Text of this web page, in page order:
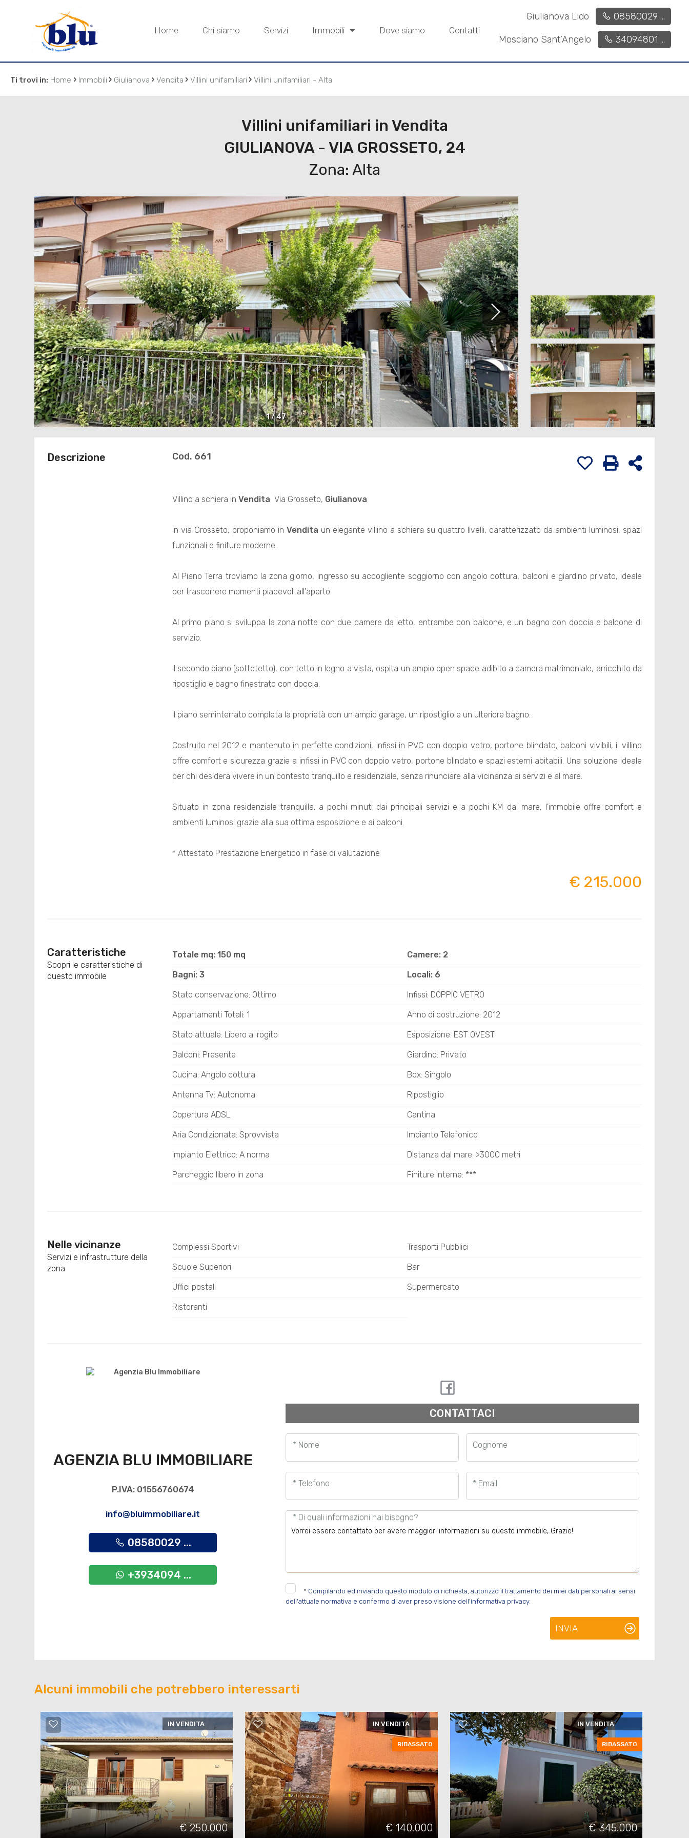
Home Chi siamo Servizi Immobili Dove siamo Contatti
Giulianova Lido 08580029 ...
Mosciano Sant’Angelo 34094801 ...
Ti trovi in: Home › Immobili › Giulianova › Vendita › Villini unifamiliari › Villini unifamiliari - Alta
Villini unifamiliari in Vendita
GIULIANOVA - VIA GROSSETO, 24
Zona: Alta
1/47
Descrizione Cod. 661
Villino a schiera in Vendita  Via Grosseto, Giulianova
in via Grosseto, proponiamo in Vendita un elegante villino a schiera su quattro livelli, caratterizzato da ambienti luminosi, spazi
funzionali e finiture moderne.
Al Piano Terra troviamo la zona giorno, ingresso su accogliente soggiorno con angolo cottura, balconi e giardino privato, ideale
per trascorrere momenti piacevoli all'aperto.
Al primo piano si sviluppa la zona notte con due camere da letto, entrambe con balcone, e un bagno con doccia e balcone di
servizio.
Il secondo piano (sottotetto), con tetto in legno a vista, ospita un ampio open space adibito a camera matrimoniale, arricchito da
ripostiglio e bagno finestrato con doccia.
Il piano seminterrato completa la proprietà con un ampio garage, un ripostiglio e un ulteriore bagno.
Costruito nel 2012 e mantenuto in perfette condizioni, infissi in PVC con doppio vetro, portone blindato, balconi vivibili, il villino
offre comfort e sicurezza grazie a infissi in PVC con doppio vetro, portone blindato e spazi esterni abitabili. Una soluzione ideale
per chi desidera vivere in un contesto tranquillo e residenziale, senza rinunciare alla vicinanza ai servizi e al mare.
Situato in zona residenziale tranquilla, a pochi minuti dai principali servizi e a pochi KM dal mare, l'immobile offre comfort e
ambienti luminosi grazie alla sua ottima esposizione e ai balconi.
* Attestato Prestazione Energetico in fase di valutazione
€ 215.000
Caratteristiche
Scopri le caratteristiche di
questo immobile
Totale mq: 150 mq Camere: 2
Bagni: 3 Locali: 6
Stato conservazione: Ottimo Infissi: DOPPIO VETRO
Appartamenti Totali: 1 Anno di costruzione: 2012
Stato attuale: Libero al rogito Esposizione: EST OVEST
Balconi: Presente Giardino: Privato
Cucina: Angolo cottura Box: Singolo
Antenna Tv: Autonoma Ripostiglio
Copertura ADSL Cantina
Aria Condizionata: Sprovvista Impianto Telefonico
Impianto Elettrico: A norma Distanza dal mare: >3000 metri
Parcheggio libero in zona Finiture interne: ***
Nelle vicinanze
Servizi e infrastrutture della
zona
Complessi Sportivi Trasporti Pubblici
Scuole Superiori Bar
Uffici postali Supermercato
Ristoranti
AGENZIA BLU IMMOBILIARE
P.IVA: 01556760674
info@bluimmobiliare.it
08580029 ...
+3934094 ...
CONTATTACI
* Nome Cognome
* Telefono * Email
* Di quali informazioni hai bisogno?
* Compilando ed inviando questo modulo di richiesta, autorizzo il trattamento dei miei dati personali ai sensi
dell'attuale normativa e confermo di aver preso visione dell'informativa privacy.
INVIA
Alcuni immobili che potrebbero interessarti
IN VENDITA
€ 250.000
IN VENDITA
RIBASSATO
€ 140.000
IN VENDITA
RIBASSATO
€ 345.000